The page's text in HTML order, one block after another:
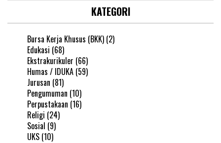
KATEGORI
Bursa Kerja Khusus (BKK) (2)
Edukasi (68)
Ekstrakurikuler (66)
Humas / IDUKA (59)
Jurusan (81)
Pengumuman (10)
Perpustakaan (16)
Religi (24)
Sosial (9)
UKS (10)